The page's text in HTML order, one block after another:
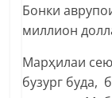
Бонки
миллион
Марҳилаи
бузург буда,